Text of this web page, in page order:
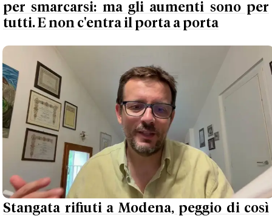
per smarcarsi: ma gli aumenti sono per
tutti. E non c'entra il porta a porta
Stangata rifiuti a Modena, peggio di così